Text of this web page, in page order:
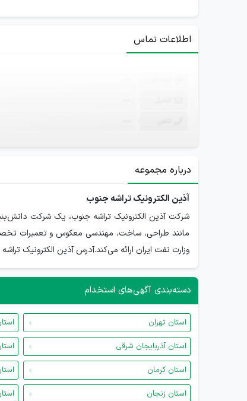
اطلاعات تماس
درباره مجموعه
آذین الکترونیک تراشه جنوب
وزارت نفت ایران ارائه می‌کند.آدرس آذین الکترونیک
دسته‌بندی آگهی‌های استخدام
استان تهران
استان آذربایجان شرقی
استان کرمان
استان زنجان